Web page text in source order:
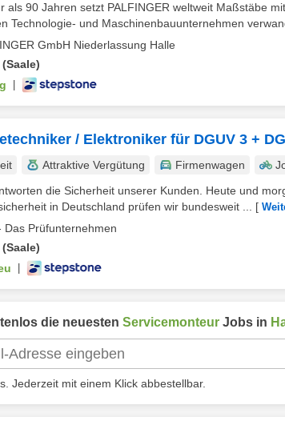
als 90 Jahren setzt PALFINGER weltweit Maßstäbe
Technologie- und Maschinenbauunternehmen
GmbH Niederlassung Halle
/ Elektroniker für DGUV 3 +
Attraktive Vergütung Firmenwagen
die Sicherheit unserer Kunden. Heute und
in Deutschland prüfen wir bundesweit ...
[
Das Prüfunternehmen
die neuesten Servicemonteur Jobs in
Jederzeit mit einem Klick abbestellbar.